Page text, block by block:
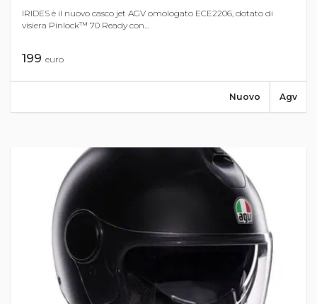
IRIDES è il nuovo casco jet AGV omologato ECE2206, dotato di
visiera Pinlock™ 70 Ready con...
199 euro
Agv
Nuovo